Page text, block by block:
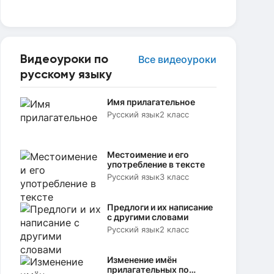
Видеоуроки по
русскому языку
Все видеоуроки
Имя прилагательное
Русский язык2 класс
Местоимение и его
употребление в тексте
Русский язык3 класс
Предлоги и их написание
с другими словами
Русский язык2 класс
Изменение имён
прилагательных по